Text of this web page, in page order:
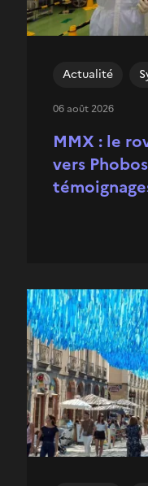
MMX : le
vers
Actualité
06 août 2026